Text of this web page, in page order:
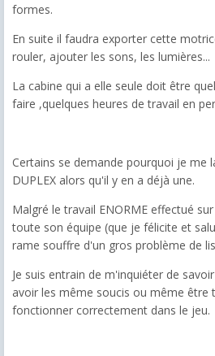
formes.
En suite il faudra exporter cette
rouler, ajouter les sons, les lumières...
La cabine qui a elle seule doit être
faire ,quelques heures de travail en
Certains se demande pourquoi je me
DUPLEX alors qu'il y en a déjà une.
Malgré le travail ENORME effectué
toute son équipe (que je félicite et
rame souffre d'un gros problème de
Je suis entrain de m'inquiéter de
avoir les même soucis ou même être
fonctionner correctement dans le jeu.